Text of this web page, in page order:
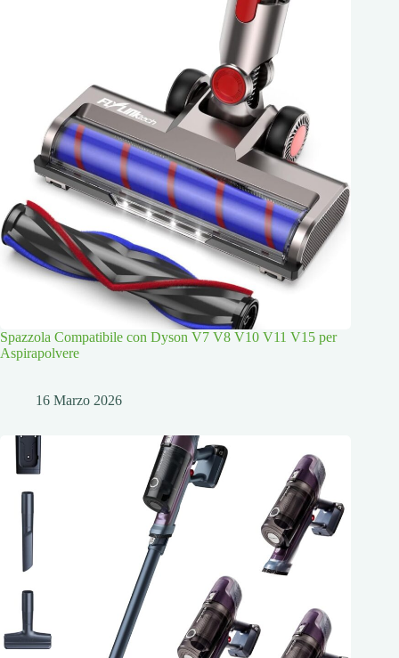
Spazzola Compatibile con Dyson V7 V8 V10 V11 V15 per
Aspirapolvere
16 Marzo 2026